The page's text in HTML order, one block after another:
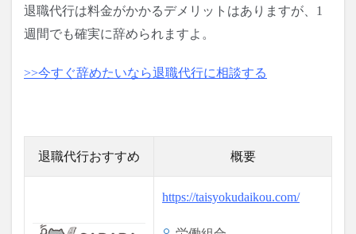
退職代行は料金がかかるデメリットはありますが、1
週間でも確実に辞められますよ。
>>今すぐ辞めたいなら退職代行に相談する
退職代行おすすめ 概要
https://taisyokudaikou.com/